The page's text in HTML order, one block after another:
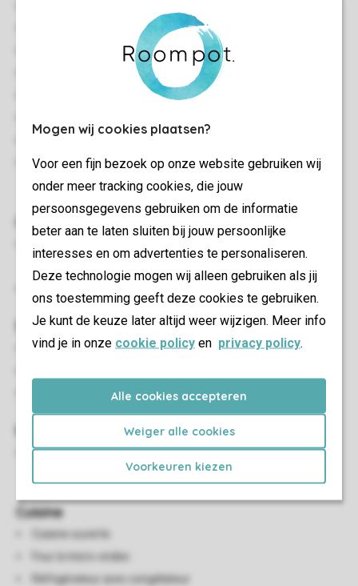
Mogen wij cookies plaatsen?
Voor een fijn bezoek op onze website gebruiken wij
onder meer tracking cookies, die jouw
persoonsgegevens gebruiken om de informatie
beter aan te laten sluiten bij jouw persoonlijke
interesses en om advertenties te personaliseren.
Deze technologie mogen wij alleen gebruiken als jij
ons toestemming geeft deze cookies te gebruiken.
Je kunt de keuze later altijd weer wijzigen. Meer info
vind je in onze cookie policy en privacy policy.
Alle cookies accepteren
Weiger alle cookies
Voorkeuren kiezen
Une chambre à coucher
Interdiction de fumer
Les animaux domestiques sont autorisés dans certains
logements
Chambre(s) à coucher
Salon/salle à manger
Coin salon
Installations sanitaires
Salle de bains avec cabine de douche, lavabo et toilette au
Cuisine
Cuisine ouverte
Four à micro-ondes
Réfrigérateur avec congélateur